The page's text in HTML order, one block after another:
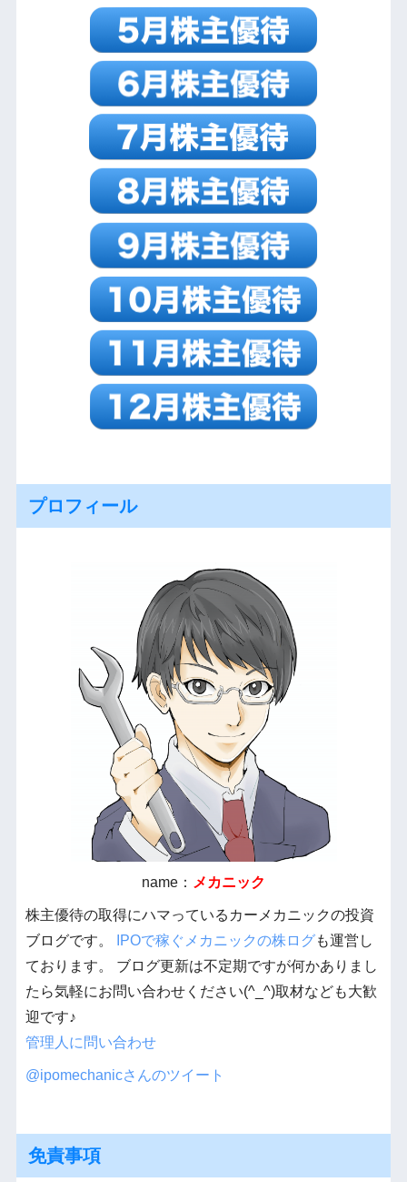
プロフィール
name： メカニック
株主優待の取得にハマっているカーメカニックの投資
ブログです。 IPOで稼ぐメカニックの株ログも運営し
ております。 ブログ更新は不定期ですが何かありまし
たら気軽にお問い合わせください(^_^)取材なども大歓
迎です♪
管理人に問い合わせ
@ipomechanicさんのツイート
免責事項